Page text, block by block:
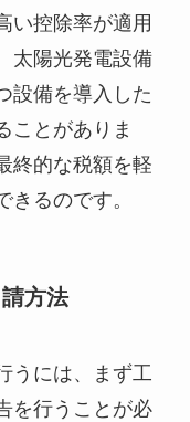
い控除率が適用
太陽光発電設備
設備を導入した
ことがありま
終的な税額を軽
るのです。
方法
うには、まず工
を行うことが必